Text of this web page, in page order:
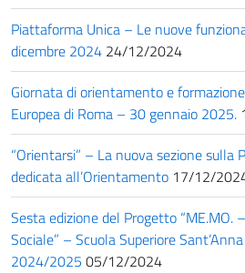
Piattaforma Unica – Le nuove
dicembre 2024 24/12/2024
Giornata di orientamento e
Europea di Roma – 30 gennaio 2025.
“Orientarsi” – La nuova sezione sulla
dedicata all’Orientamento 17/12/
Sesta edizione del Progetto “ME.MO.
Sociale” – Scuola Superiore
2024/2025 05/12/2024